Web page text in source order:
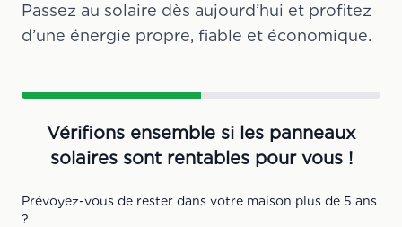
Passez au solaire dès aujourd’hui et profitez
d’une énergie propre, fiable et économique.
Vérifions ensemble si les panneaux
solaires sont rentables pour vous !
Prévoyez-vous de rester dans votre maison plus de 5 ans
?